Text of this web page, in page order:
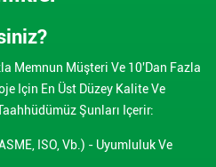
Memnun Müşteri Ve 10'dan Fazla
Için En Üst Düzey Kalite Ve
Şunları Içerir:
ISO, Vb.) - Uyumluluk Ve